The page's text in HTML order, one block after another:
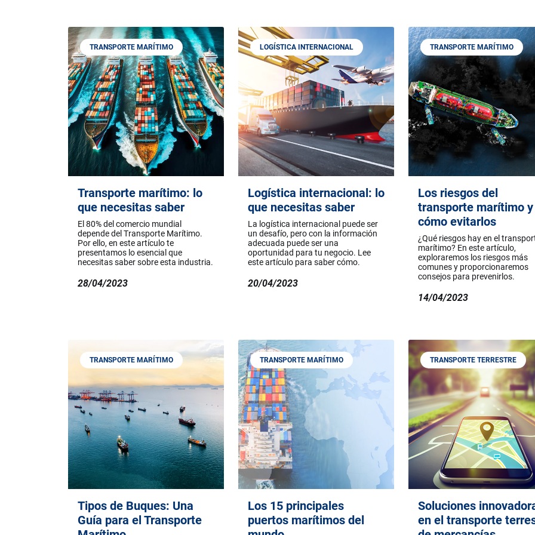
TRANSPORTE MARÍTIMO
Transporte marítimo: lo
que necesitas saber
El 80% del comercio mundial
depende del Transporte Marítimo.
Por ello, en este artículo te
presentamos lo esencial que
necesitas saber sobre esta industria.
28/04/2023
LOGÍSTICA INTERNACIONAL
Logística internacional: lo
que necesitas saber
La logística internacional puede ser
un desafío, pero con la información
adecuada puede ser una
oportunidad para tu negocio. Lee
este artículo para saber cómo.
20/04/2023
TRANSPORTE MARÍTIMO
Los riesgos del
transporte marítimo y
cómo evitarlos
¿Qué riesgos hay en el
marítimo? En este artículo,
exploraremos los riesgos más
comunes y proporcionaremos
consejos para prevenirlos.
14/04/2023
TRANSPORTE MARÍTIMO
Tipos de Buques: Una
Guía para el Transporte
TRANSPORTE MARÍTIMO
Los 15 principales
puertos marítimos del
TRANSPORTE TERRESTRE
Soluciones
en el transporte